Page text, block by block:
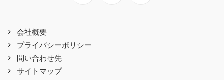
会社概要
プライバシーポリシー
問い合わせ先
サイトマップ